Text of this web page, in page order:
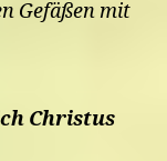
Gefäßen mit
Christus